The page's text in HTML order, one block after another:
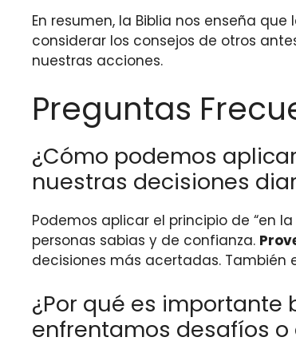
En resumen, la Biblia nos enseña
considerar los consejos de otros
nuestras acciones.
Preguntas
¿Cómo podemos
nuestras decisiones
Podemos aplicar el principio de “en
personas sabias y de confianza.
decisiones más acertadas.
¿Por qué es
enfrentamos desafíos